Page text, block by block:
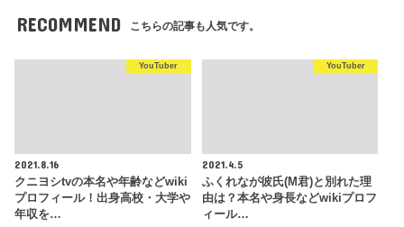
RECOMMEND こちらの記事も人気です。
YouTuber
2021.8.16
クニヨシtvの本名や年齢などwiki
プロフィール！出身高校・大学や
年収を…
YouTuber
2021.4.5
ふくれなが彼氏(M君)と別れた理
由は？本名や身長などwikiプロフ
ィール…